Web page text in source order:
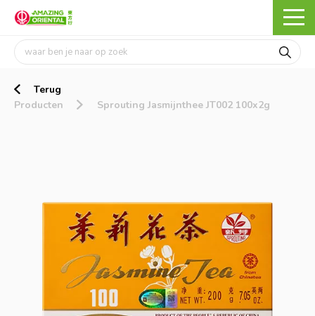
Terug
Producten
Sprouting Jasmijnthee JT002 100x2g